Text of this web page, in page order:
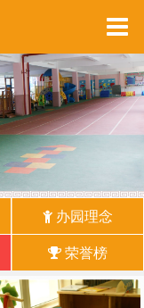
办园理念
荣誉榜